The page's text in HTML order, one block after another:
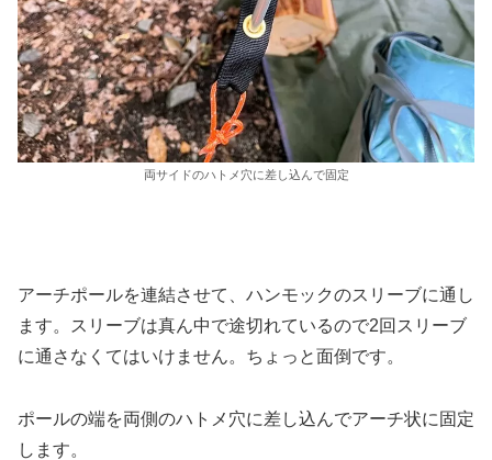
両サイドのハトメ穴に差し込んで固定
アーチポールを連結させて、ハンモックのスリーブに通し
ます。スリーブは真ん中で途切れているので2回スリーブ
に通さなくてはいけません。ちょっと面倒です。
ポールの端を両側のハトメ穴に差し込んでアーチ状に固定
します。